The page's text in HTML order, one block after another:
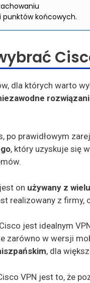
punktów końcowych.
dla których warto
po prawidłowym
, który uzyskuje się
on używany z
realizowany z
jest idealnym
zarówno w wersji
, dla
VPN jest to, że